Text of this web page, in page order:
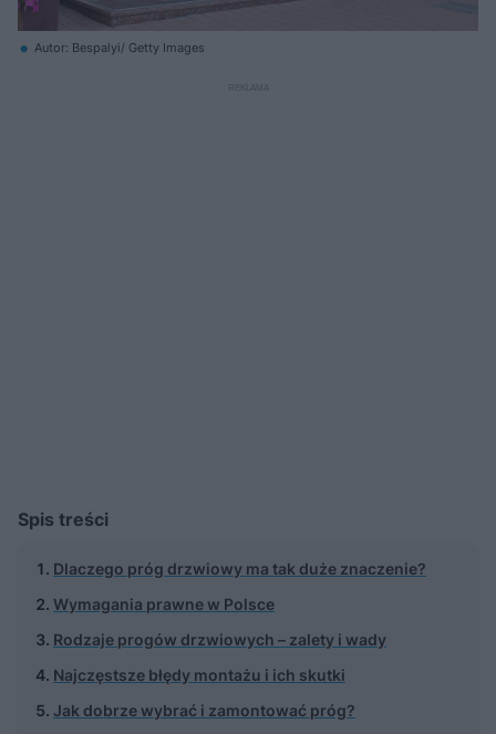
Autor: Bespalyi/ Getty Images
Spis treści
Dlaczego próg drzwiowy ma tak duże znaczenie?
Wymagania prawne w Polsce
Rodzaje progów drzwiowych – zalety i wady
Najczęstsze błędy montażu i ich skutki
Jak dobrze wybrać i zamontować próg?